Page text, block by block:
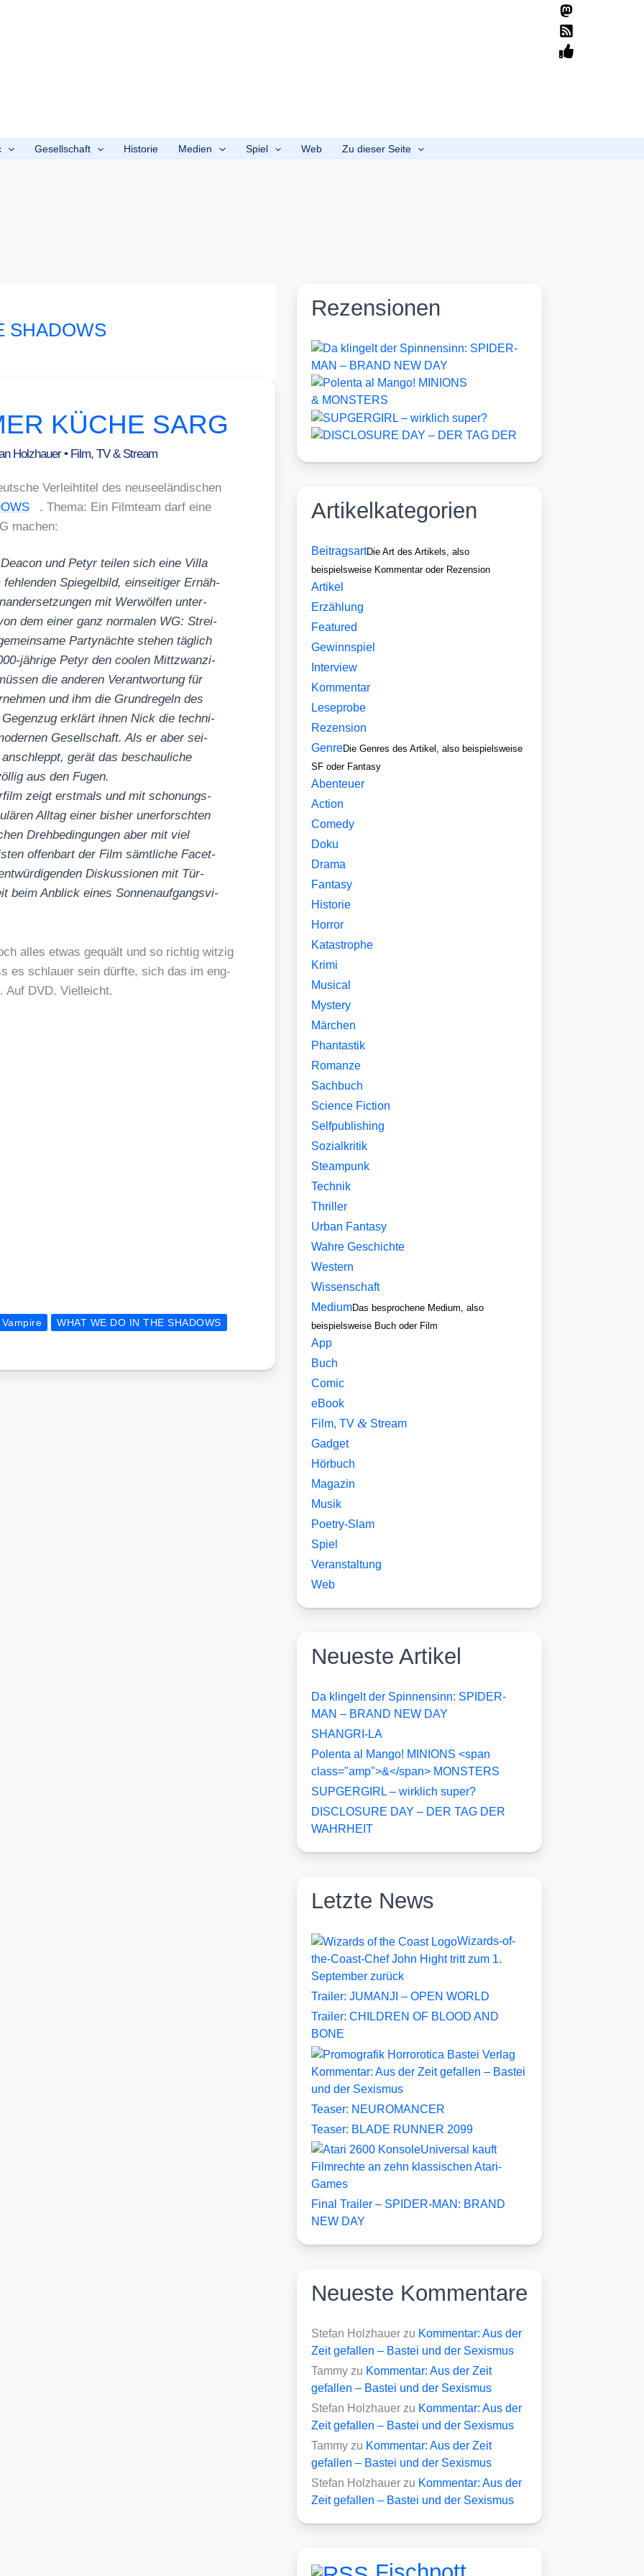
Gesellschaft Historie Medien Spiel Web Zu dieser Seite
SHADOWS
KÜCHE SARG
Holzhauer• Film, TV & Stream
Ver­leih­ti­tel des neu­see­län­di­schen
. The­ma: Ein Film­team darf eine
machen:
und Petyr tei­len sich eine Vil­la
Spie­gel­bild, ein­sei­ti­ger Ernäh­
mit Wer­wöl­fen unter­
dem einer ganz nor­ma­len WG: Strei­
Par­ty­näch­te ste­hen täg­lich
jäh­ri­ge Petyr den coo­len Mitt­zwan­zi­
die ande­ren Ver­ant­wor­tung für
und ihm die Grund­re­geln des
erklärt ihnen Nick die tech­ni­
Gesell­schaft. Als er aber sei­
gerät das beschau­li­che
aus den Fugen.
zeigt erst­mals und mit scho­nungs­
All­tag einer bis­her uner­forsch­ten
Dreh­be­din­gun­gen aber mit viel
offen­bart der Film sämt­li­che Facet­
Dis­kus­sio­nen mit Tür­
beim Anblick eines Son­nen­auf­gangs­vi­
alles etwas gequält und so rich­tig wit­zig
es schlau­er sein dürf­te, sich das im eng­
Auf DVD. Viel­leicht.
Vampire WHAT WE DO IN THE SHADOWS
Rezensionen
Artikelkategorien
BeitragsartDie Art des Artikels, also
beispielsweise Kommentar oder Rezension
Artikel
Erzählung
Featured
Gewinnspiel
Interview
Kommentar
Leseprobe
Rezension
GenreDie Genres des Artikel, also beispielsweise
SF oder Fantasy
Abenteuer
Action
Comedy
Doku
Drama
Fantasy
Historie
Horror
Katastrophe
Krimi
Musical
Mystery
Märchen
Phantastik
Romanze
Sachbuch
Science Fiction
Selfpublishing
Sozialkritik
Steampunk
Technik
Thriller
Urban Fantasy
Wahre Geschichte
Western
Wissenschaft
MediumDas besprochene Medium, also
beispielsweise Buch oder Film
App
Buch
Comic
eBook
Film, TV& Stream
Gadget
Hörbuch
Magazin
Musik
Poetry-Slam
Spiel
Veranstaltung
Web
Neueste Artikel
Da klingelt der Spinnensinn: SPIDER-
MAN – BRAND NEW DAY
SHANGRI-LA
Polenta al Mango! MINIONS <span
class="amp">&</span> MONSTERS
SUPGERGIRL – wirklich super?
DISCLOSURE DAY – DER TAG DER
WAHRHEIT
Letzte News
Wizards-of-
the-Coast-Chef John Hight tritt zum 1.
September zurück
Trailer: JUMANJI – OPEN WORLD
Trailer: CHILDREN OF BLOOD AND
BONE
Kommentar: Aus der Zeit gefallen – Bastei
und der Sexismus
Teaser: NEUROMANCER
Teaser: BLADE RUNNER 2099
Universal kauft
Filmrechte an zehn klassischen Atari-
Games
Final Trailer – SPIDER-MAN: BRAND
NEW DAY
Neueste Kommentare
Stefan Holzhauer zu Kommentar: Aus der
Zeit gefallen – Bastei und der Sexismus
Tammy zu Kommentar: Aus der Zeit
gefallen – Bastei und der Sexismus
Stefan Holzhauer zu Kommentar: Aus der
Zeit gefallen – Bastei und der Sexismus
Tammy zu Kommentar: Aus der Zeit
gefallen – Bastei und der Sexismus
Stefan Holzhauer zu Kommentar: Aus der
Zeit gefallen – Bastei und der Sexismus